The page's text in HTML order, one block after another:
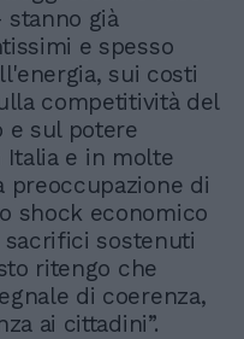
già
e spesso
sui costi
competitività del
e sul potere
Italia e in molte
preoccupazione di
shock economico
sostenuti
ritengo che
di coerenza,
ai cittadini”.